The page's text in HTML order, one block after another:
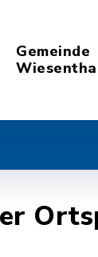
Gemeinde